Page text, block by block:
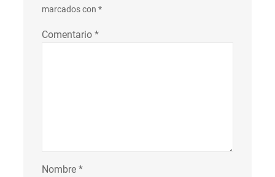
marcados con *
Comentario *
Nombre *